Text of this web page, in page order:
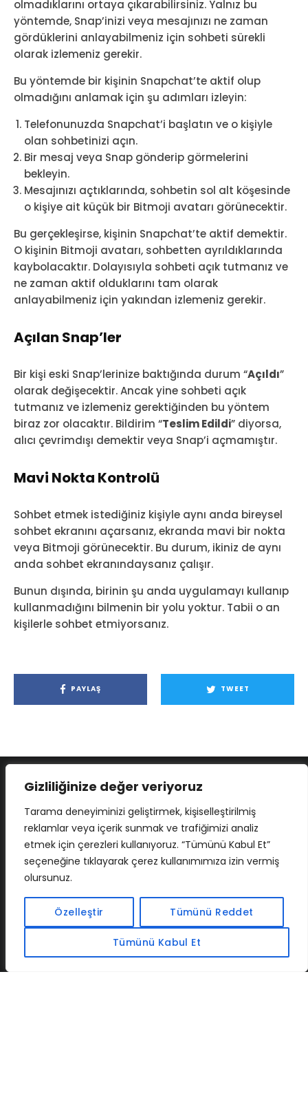
Gizliliğinize değer veriyoruz
Tarama deneyiminizi geliştirmek, kişiselleştirilmiş
reklamlar veya içerik sunmak ve trafiğimizi analiz
etmek için çerezleri kullanıyoruz. “Tümünü Kabul Et”
seçeneğine tıklayarak çerez kullanımımıza izin vermiş
olursunuz.
Özelleştir Tümünü Reddet
Tümünü Kabul Et
olmadıklarını ortaya çıkarabilirsiniz. Yalnız bu
yöntemde, Snap’inizi veya mesajınızı ne zaman
gördüklerini anlayabilmeniz için sohbeti sürekli
olarak izlemeniz gerekir.
Bu yöntemde bir kişinin Snapchat’te aktif olup
olmadığını anlamak için şu adımları izleyin:
Telefonunuzda Snapchat’i başlatın ve o kişiyle
olan sohbetinizi açın.
Bir mesaj veya Snap gönderip görmelerini
bekleyin.
Mesajınızı açtıklarında, sohbetin sol alt köşesinde
o kişiye ait küçük bir Bitmoji avatarı görünecektir.
Bu gerçekleşirse, kişinin Snapchat’te aktif demektir.
O kişinin Bitmoji avatarı, sohbetten ayrıldıklarında
kaybolacaktır. Dolayısıyla sohbeti açık tutmanız ve
ne zaman aktif olduklarını tam olarak
anlayabilmeniz için yakından izlemeniz gerekir.
Açılan Snap’ler
Bir kişi eski Snap’lerinize baktığında durum “Açıldı”
olarak değişecektir. Ancak yine sohbeti açık
tutmanız ve izlemeniz gerektiğinden bu yöntem
biraz zor olacaktır. Bildirim “Teslim Edildi” diyorsa,
alıcı çevrimdışı demektir veya Snap’i açmamıştır.
Mavi Nokta Kontrolü
Sohbet etmek istediğiniz kişiyle aynı anda bireysel
sohbet ekranını açarsanız, ekranda mavi bir nokta
veya Bitmoji görünecektir. Bu durum, ikiniz de aynı
anda sohbet ekranındaysanız çalışır.
Bunun dışında, birinin şu anda uygulamayı kullanıp
kullanmadığını bilmenin bir yolu yoktur. Tabii o an
kişilerle sohbet etmiyorsanız.
PAYLAŞ TWEET
İLETIŞIM BAF CADSOFTUSA MAXIMUMPCGUIDES